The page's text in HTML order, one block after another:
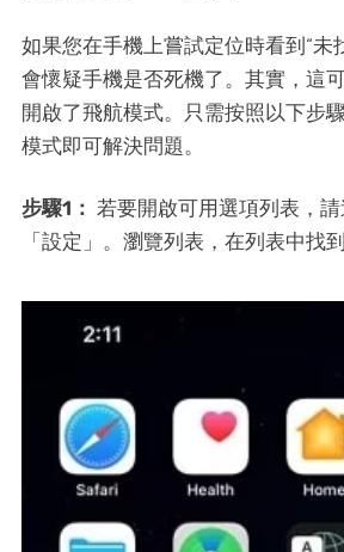
如果您在手機上嘗試定位時看到“未
會懷疑手機是否死機了。其實，這
開啟了飛航模式。只需按照以下步
模式即可解決問題。
步驟1： 若要開啟可用選項列表，
「設定」。瀏覽列表，在列表中找